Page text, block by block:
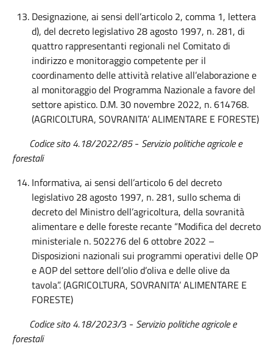
Designazione, ai sensi dell’articolo 2, comma 1, lettera
d), del decreto legislativo 28 agosto 1997, n. 281, di
quattro rappresentanti regionali nel Comitato di
indirizzo e monitoraggio competente per il
coordinamento delle attività relative all’elaborazione e
al monitoraggio del Programma Nazionale a favore del
settore apistico. D.M. 30 novembre 2022, n. 614768.
(AGRICOLTURA, SOVRANITA’ ALIMENTARE E FORESTE)
Codice sito 4.18/2022/85- Servizio politiche agricole e
forestali
Informativa, ai sensi dell’articolo 6 del decreto
legislativo 28 agosto 1997, n. 281, sullo schema di
decreto del Ministro dell’agricoltura, della sovranità
alimentare e delle foreste recante “Modifica del decreto
ministeriale n. 502276 del 6 ottobre 2022 –
Disposizioni nazionali sui programmi operativi delle OP
e AOP del settore dell’olio d’oliva e delle olive da
tavola”. (AGRICOLTURA, SOVRANITA’ ALIMENTARE E
FORESTE)
Codice sito 4.18/2023/3 - Servizio politiche agricole e
forestali